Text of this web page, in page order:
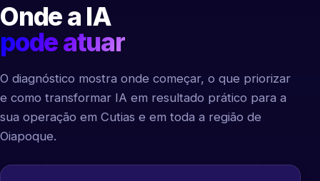
Onde a IA
pode atuar
O diagnóstico mostra onde começar, o que priorizar
e como transformar IA em resultado prático para a
sua operação em Cutias e em toda a região de
Oiapoque.